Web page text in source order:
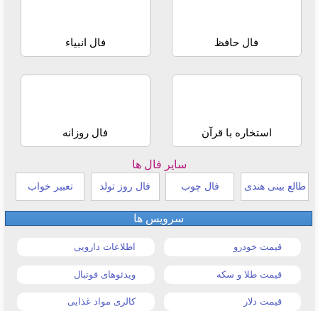
فال حافظ فال انبیاء
استخاره با قرآن فال روزانه
سایر فال ها
طالع بینی هندی فال چوب فال روز تولد تعبیر خواب
سرویس ها
قیمت خودرو اطلاعات دارویی
قیمت طلا و سکه ویدئوهای فوتبال
قیمت دلار کالری مواد غذایی